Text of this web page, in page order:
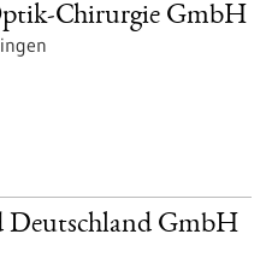
Chirurgie GmbH
Deutsch­land GmbH